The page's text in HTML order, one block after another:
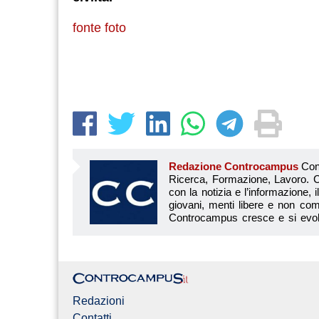
fonte foto
Redazione Controcampus Controcampus è Il magazine più letto dai giovani su: Scuola, Università, Ricerca, Formazione, Lavoro. Controcampus nasce nell’ottobre 2001 con la missione di affiancare con la notizia e l’informazione, il mondo dell’istruzione e dell’università. Il suo cuore pulsante sono i giovani, menti libere e non compromesse da nessun interesse di parte. Il progetto è ambizioso e Controcampus cresce e si evolve arricchendo il proprio staff con nuovi giovani vogliosi di
Redazioni